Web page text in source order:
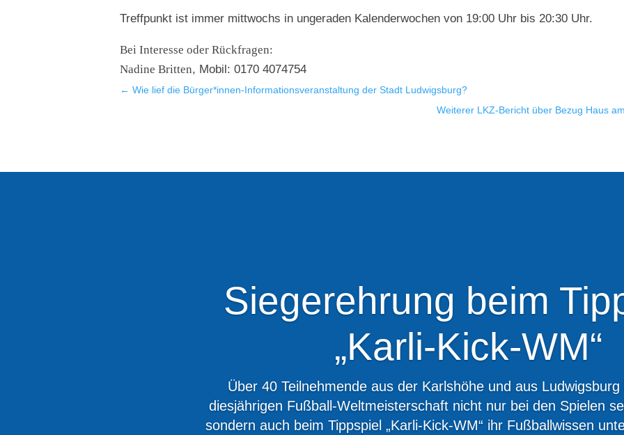
Treffpunkt ist immer mittwochs in ungeraden Kalenderwochen von 19:00 Uhr bis 20:30 Uhr.
Bei Interesse oder Rückfragen:
Nadine Britten, Mobil: 0170 4074754
← Wie lief die Bürger*innen-Informationsveranstaltung der Stadt Ludwigsburg?
Weiterer LKZ-Bericht über Bezug Haus
Siegerehrung beim
„Karli-Kick-WM“
Über 40 Teilnehmende aus der Karlshöhe und aus
diesjährigen Fußball-Weltmeisterschaft nicht nur bei den Spielen
sondern auch beim Tippspiel „Karli-Kick-WM“ ihr Fußballwissen